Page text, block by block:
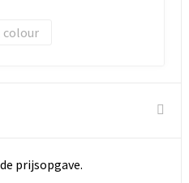
colour
prijsopgave.